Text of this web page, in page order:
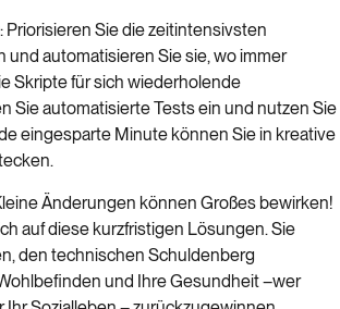
: Priorisieren Sie die zeitintensivsten
und automatisieren Sie sie, wo immer
Skripte für sich wiederholende
Sie automatisierte Tests ein und nutzen Sie
eingesparte Minute können Sie in kreative
Änderungen können Großes bewirken!
auf diese kurzfristigen Lösungen. Sie
den technischen Schuldenberg
und Ihre Gesundheit –wer